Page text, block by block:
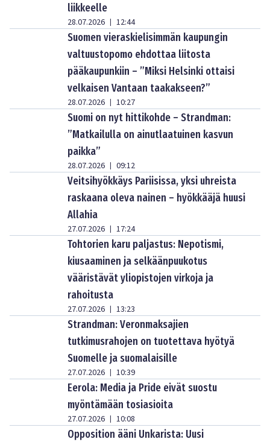
liikkeelle
28.07.2026 | 12:44
Suomen vieraskielisimmän kaupungin
valtuustopomo ehdottaa liitosta
pääkaupunkiin – ”Miksi Helsinki ottaisi
velkaisen Vantaan taakakseen?”
28.07.2026 | 10:27
Suomi on nyt hittikohde – Strandman:
”Matkailulla on ainutlaatuinen kasvun
paikka”
28.07.2026 | 09:12
Veitsihyökkäys Pariisissa, yksi uhreista
raskaana oleva nainen – hyökkääjä huusi
Allahia
27.07.2026 | 17:24
Tohtorien karu paljastus: Nepotismi,
kiusaaminen ja selkäänpuukotus
vääristävät yliopistojen virkoja ja
rahoitusta
27.07.2026 | 13:23
Strandman: Veronmaksajien
tutkimusrahojen on tuotettava hyötyä
Suomelle ja suomalaisille
27.07.2026 | 10:39
Eerola: Media ja Pride eivät suostu
myöntämään tosiasioita
27.07.2026 | 10:08
Opposition ääni Unkarista: Uusi